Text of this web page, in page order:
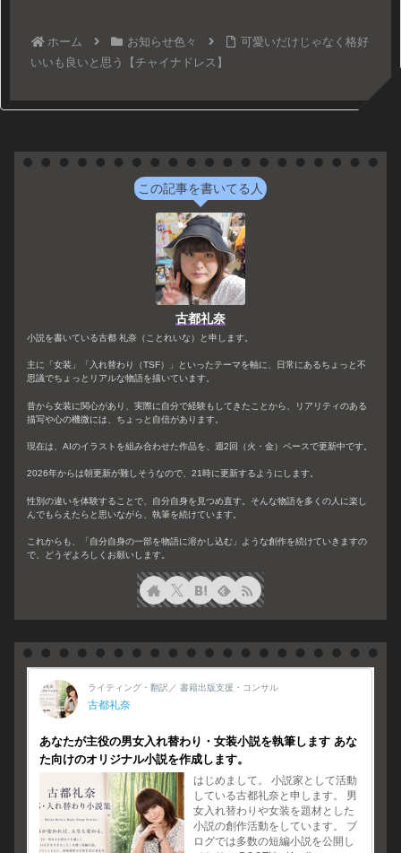
ホーム お知らせ色々
可愛いだけじゃなく格好
いいも良いと思う【チャイナドレス】
この記事を書いてる人
古都礼奈
小説を書いている古都 礼奈（ことれいな）と申します。
主に「女装」「入れ替わり（TSF）」といったテーマを軸に、日常にあるちょっと不
思議でちょっとリアルな物語を描いています。
昔から女装に関心があり、実際に自分で経験もしてきたことから、リアリティのある
描写や心の機微には、ちょっと自信があります。
現在は、AIのイラストを組み合わせた作品を、週2回（火・金）ペースで更新中です。
2026年からは朝更新が難しそうなので、21時に更新するようにします。
性別の違いを体験することで、自分自身を見つめ直す。そんな物語を多くの人に楽し
んでもらえたらと思いながら、執筆を続けています。
これからも、「自分自身の一部を物語に溶かし込む」ような創作を続けていきますの
で、どうぞよろしくお願いします。